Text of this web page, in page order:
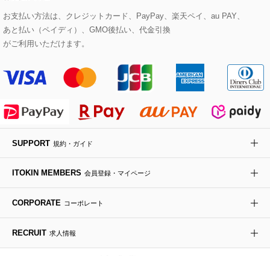
eur3
Maison de CINQ
MK MICHEL KLEIN BAG
HIROKO KOSHINO
セットアップワンピース
ステンカラーコート
ライダースジャケット
デニムジャケット
ダウンジャケット・コート
ヘアアクセサリー
ハンカチ・バンダナ
手袋
チャーム・ストラップ
ブローチ・コサージュ
ボストンバッグ
バックパック・リュック
ボディバッグ・メッセンジャーバッグ
トラベルバッグ
スニーカー
フラットシューズ
ローファー
ドレスシューズ
ローズ
カサブランカ・カラー
ラナンキュラス
ポプリアレンジ＆フレグランス
お支払い方法は、クレジットカード、PayPay、楽天ペイ、au PAY、
あと払い（ペイディ）、GMO後払い、代金引換
がご利用いただけます。
SUPPORT 規約・ガイド
ITOKIN MEMBERS 会員登録・マイページ
CORPORATE コーポレート
RECRUIT 求人情報